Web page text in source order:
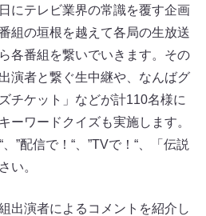
にテレビ業界の常識を覆す企画
組の垣根を越えて各局の生放送
各番組を繋いでいきます。その
演者と繋ぐ生中継や、なんばグ
チケット」などが計110名様に
ーワードクイズも実施します。
”配信で！“、”TVで！“、「伝説
い。
出演者によるコメントを紹介し